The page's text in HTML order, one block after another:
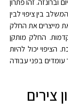
וברונזה. זהו פתרון
בין ציפוי לבין
מייצרים את החלק
החלק מותקן
הציפוי יכול להיות
בפני עבודה
צירים